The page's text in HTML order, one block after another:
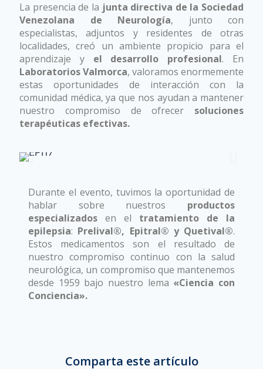
La presencia de la junta directiva de la Sociedad
Venezolana de Neurología, junto con
especialistas, adjuntos y residentes de otras
localidades, creó un ambiente propicio para el
aprendizaje y el desarrollo profesional. En
Laboratorios Valmorca, valoramos enormemente
estas oportunidades de interacción con la
comunidad médica, ya que nos ayudan a mantener
nuestro compromiso de ofrecer soluciones
terapéuticas efectivas.
Durante el evento, tuvimos la oportunidad de
hablar sobre nuestros productos
especializados en el tratamiento de la
epilepsia: Prelival®, Epitral® y Quetival®.
Estos medicamentos son el resultado de
nuestro compromiso continuo con la salud
neurológica, un compromiso que mantenemos
desde 1959 bajo nuestro lema «Ciencia con
Conciencia».
Tratamiento de epilepsia
Comparta este artículo